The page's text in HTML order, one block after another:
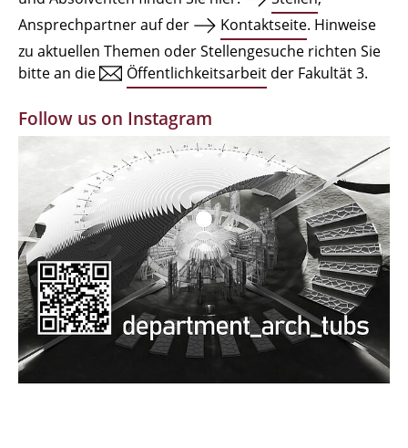
Einrichtungen
Zeichensäle
MBW | Modellbauwerkstatt
Alumni | cloud club
Dokumente und Downloads
Ansprechpartner auf der
Kontaktseite. Hinweise
zu aktuellen Themen oder Stellengesuche richten Sie
bitte an die
Öffentlichkeitsarbeit der Fakultät 3.
Follow us on Instagram